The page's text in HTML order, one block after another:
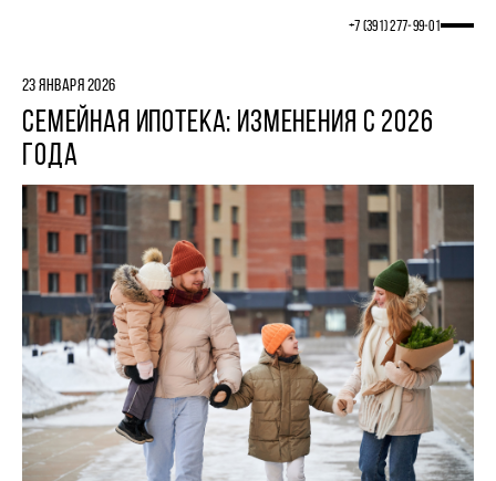
+7 (391) 277‒99‒01
23 ЯНВАРЯ 2026
СЕМЕЙНАЯ ИПОТЕКА: ИЗМЕНЕНИЯ С 2026
ГОДА